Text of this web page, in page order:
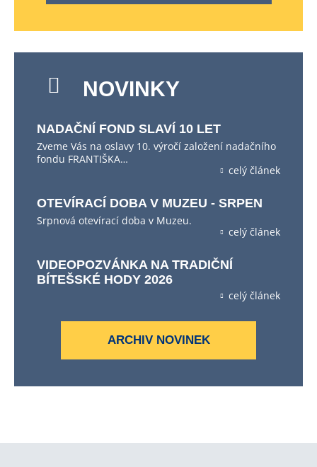
NOVINKY
NADAČNÍ FOND SLAVÍ 10 LET
Zveme Vás na oslavy 10. výročí založení nadačního
fondu FRANTIŠKA…
celý článek
OTEVÍRACÍ DOBA V MUZEU - SRPEN
Srpnová otevírací doba v Muzeu.
celý článek
VIDEOPOZVÁNKA NA TRADIČNÍ
BÍTEŠSKÉ HODY 2026
celý článek
ARCHIV NOVINEK